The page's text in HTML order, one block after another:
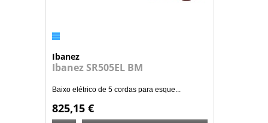
Ibanez
Ibanez SR505EL BM
Baixo elétrico de 5 cordas para esque...
825,15 €